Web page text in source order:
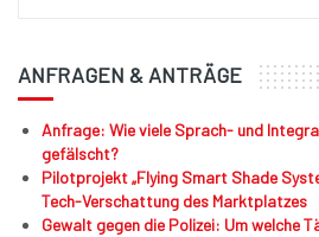
ANFRAGEN & ANTRÄGE
Anfrage: Wie viele Sprach- und
gefälscht?
Pilotprojekt „Flying Smart Shade
Tech-Verschattung des Marktplatzes
Gewalt gegen die Polizei: Um welche